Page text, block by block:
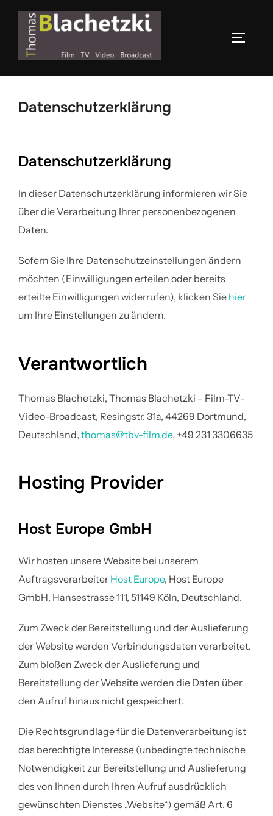
Zum
springen
Datenschutzerklärung
Datenschutzerklärung
In dieser Datenschutzerklärung informieren wir Sie
über die Verarbeitung Ihrer personenbezogenen
Daten.
Sofern Sie Ihre Datenschutzeinstellungen ändern
möchten (Einwilligungen erteilen oder bereits
erteilte Einwilligungen widerrufen), klicken Sie hier
um Ihre Einstellungen zu ändern.
Verantwortlich
Thomas Blachetzki, Thomas Blachetzki – Film-TV-
Video-Broadcast, Resingstr. 31a, 44269 Dortmund,
Deutschland, thomas@tbv-film.de, +49 231 3306635
Hosting Provider
Host Europe GmbH
Wir hosten unsere Website bei unserem
Auftragsverarbeiter Host Europe, Host Europe
GmbH, Hansestrasse 111, 51149 Köln, Deutschland.
Zum Zweck der Bereitstellung und der Auslieferung
der Website werden Verbindungsdaten verarbeitet.
Zum bloßen Zweck der Auslieferung und
Bereitstellung der Website werden die Daten über
den Aufruf hinaus nicht gespeichert.
Die Rechtsgrundlage für die Datenverarbeitung ist
das berechtigte Interesse (unbedingte technische
Notwendigkeit zur Bereitstellung und Auslieferung
des von Ihnen durch Ihren Aufruf ausdrücklich
gewünschten Dienstes „Website“) gemäß Art. 6